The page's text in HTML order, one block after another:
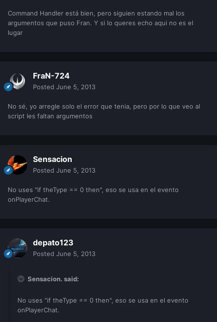
Command Handler está bien, pero siguien estando mal los
argumentos que puso Fran. Y si lo queres echo aqui no es el
lugar
FraN-724
Posted June 5, 2013
No sé, yo arregle solo el error que tenia, pero por lo que veo al
script les faltan argumentos
Sensacion
Posted June 5, 2013
No uses "if theType == 0 then", eso se usa en el evento
onPlayerChat.
depato123
Posted June 5, 2013
Sensacion. said:
No uses "if theType == 0 then", eso se usa en el evento
onPlayerChat.